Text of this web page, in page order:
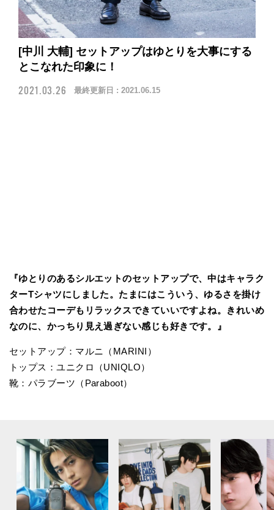
[中川 大輔] セットアップはゆとりを大事にする
とこなれた印象に！
2021.03.26
最終更新日 : 2021.06.15
『ゆとりのあるシルエットのセットアップで、中はキャラク
ターTシャツにしました。たまにはこういう、ゆるさを掛け
合わせたコーデもリラックスできていいですよね。きれいめ
なのに、かっちり見え過ぎない感じも好きです。』
セットアップ：マルニ（MARINI）
トップス：ユニクロ（UNIQLO）
靴：パラブーツ（Paraboot）